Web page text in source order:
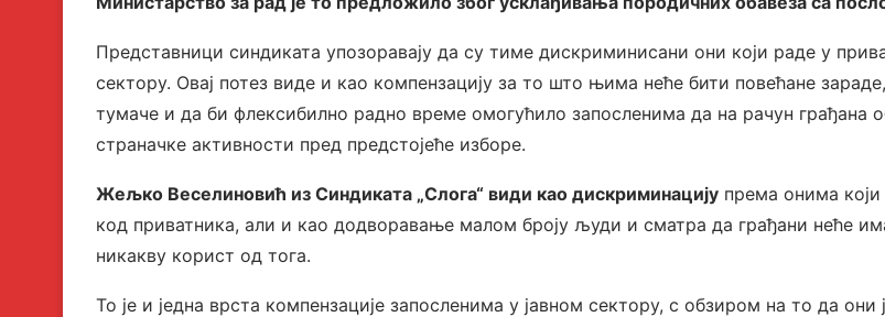
Представници синдиката упозоравају да су тиме дискриминисани они који раде у
сектору. Овај потез виде и као компензацију за то што њима неће бити повећане
тумаче и да би флексибилно радно време омогућило запосленима да на рачун грађана
страначке активности пред предстојеће изборе.
Жељко Веселиновић из Синдиката „Слога“ види као дискриминацију према онима
код приватника, али и као додворавање малом броју људи и сматра да грађани неће
никакву корист од тога.
То је и једна врста компензације запосленима у јавном сектору, с обзиром на то да они